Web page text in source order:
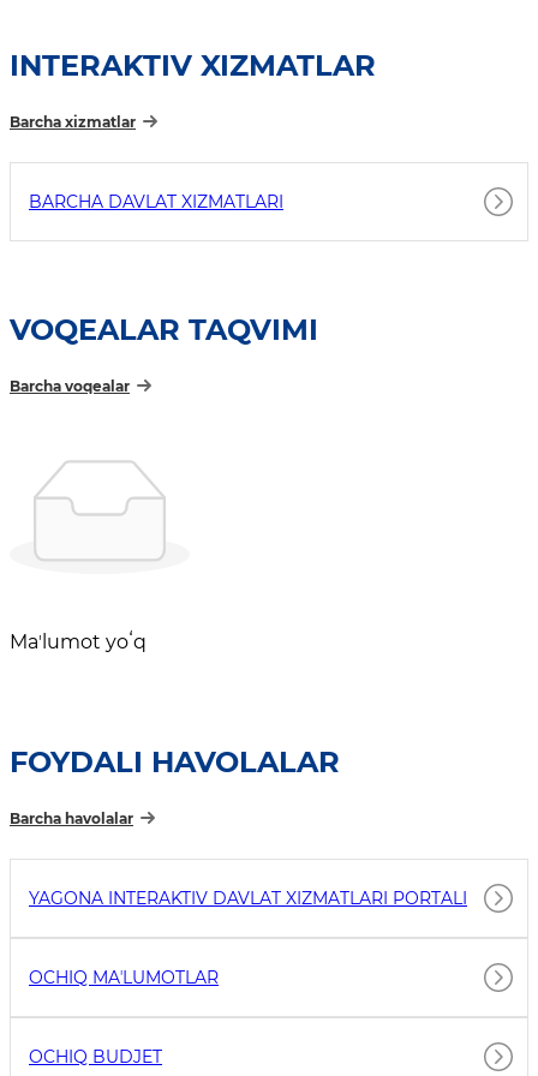
INTERAKTIV XIZMATLAR
Barcha xizmatlar
BARCHA DAVLAT XIZMATLARI
VOQEALAR TAQVIMI
Barcha voqealar
Maʼlumot yoʻq
FOYDALI HAVOLALAR
Barcha havolalar
YAGONA INTERAKTIV DAVLAT XIZMATLARI PORTALI
OCHIQ MAʼLUMOTLAR
OCHIQ BUDJET